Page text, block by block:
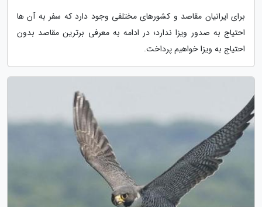
برای ایرانیان مقاصد و کشورهای مختلفی وجود دارد که سفر به آن ها
احتیاج به صدور ویزا ندارد؛ در ادامه به معرفی برترین مقاصد بدون
احتیاج به ویزا خواهیم پرداخت.